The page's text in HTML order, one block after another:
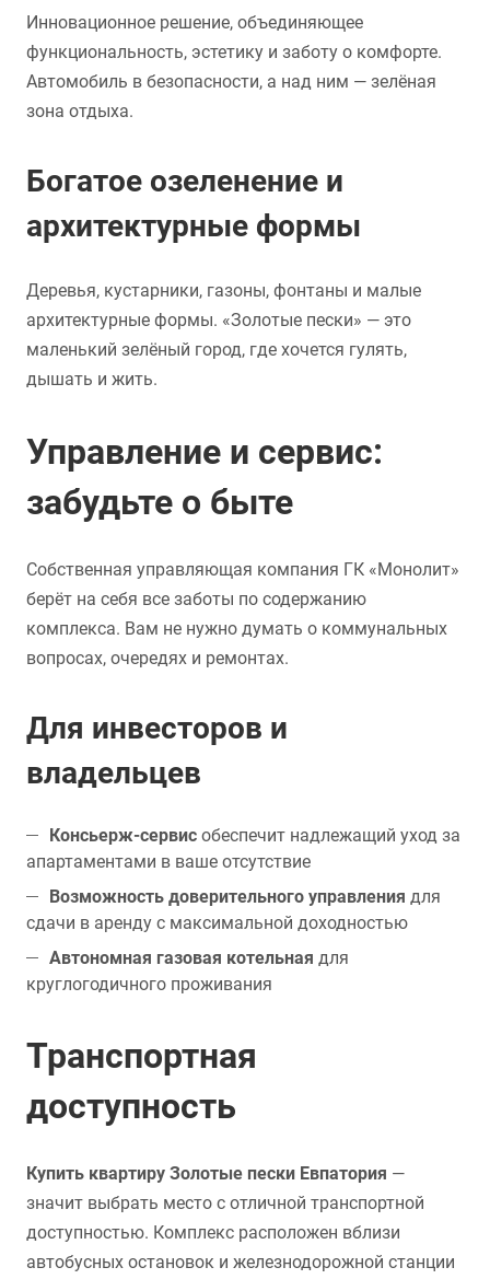
Инновационное решение, объединяющее
функциональность, эстетику и заботу о комфорте.
Автомобиль в безопасности, а над ним — зелёная
зона отдыха.
Богатое озеленение и
архитектурные формы
Деревья, кустарники, газоны, фонтаны и малые
архитектурные формы. «Золотые пески» — это
маленький зелёный город, где хочется гулять,
дышать и жить.
Управление и сервис:
забудьте о быте
Собственная управляющая компания ГК «Монолит»
берёт на себя все заботы по содержанию
комплекса. Вам не нужно думать о коммунальных
вопросах, очередях и ремонтах.
Для инвесторов и
владельцев
Консьерж-сервис обеспечит надлежащий уход за
апартаментами в ваше отсутствие
Возможность доверительного управления для
сдачи в аренду с максимальной доходностью
Автономная газовая котельная для
круглогодичного проживания
Транспортная
доступность
Купить квартиру Золотые пески Евпатория —
значит выбрать место с отличной транспортной
доступностью. Комплекс расположен вблизи
автобусных остановок и железнодорожной станции